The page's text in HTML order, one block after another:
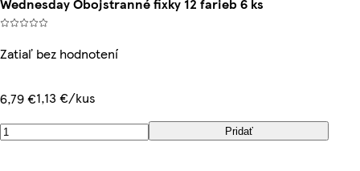
Zatiaľ bez hodnotení
6,79 €1,13 €/kus
Pridať